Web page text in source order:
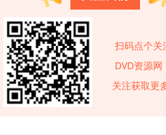
扫码点个关
DVD资源网
关注获取更